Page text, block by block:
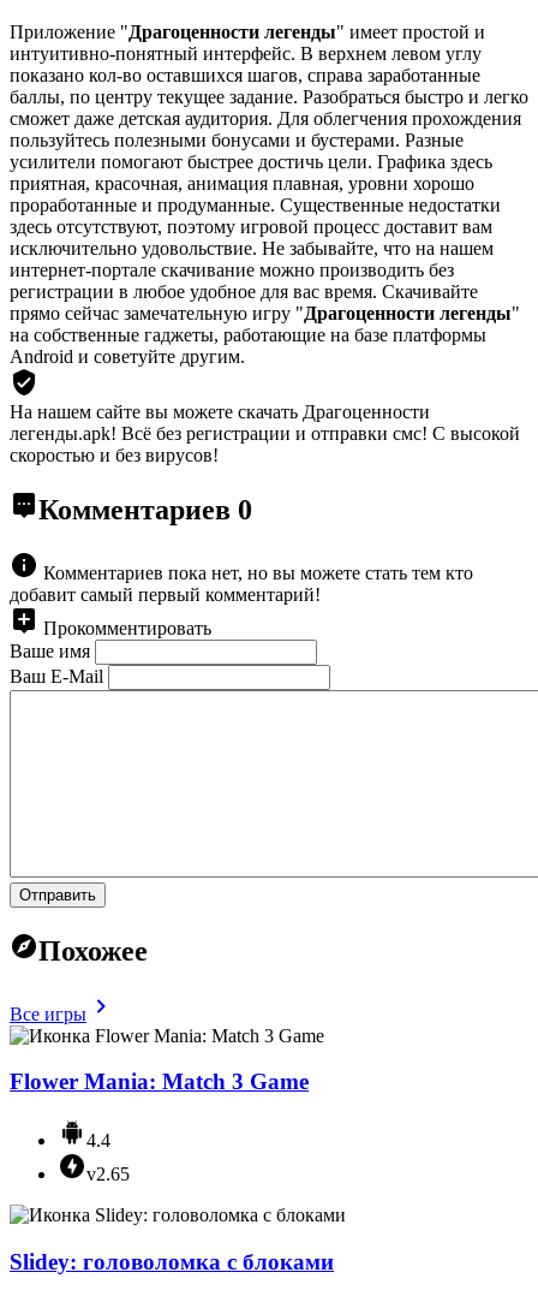
Приложение "Драгоценности легенды" имеет простой и
интуитивно-понятный интерфейс. В верхнем левом углу
показано кол-во оставшихся шагов, справа заработанные
баллы, по центру текущее задание. Разобраться быстро и легко
сможет даже детская аудитория. Для облегчения прохождения
пользуйтесь полезными бонусами и бустерами. Разные
усилители помогают быстрее достичь цели. Графика здесь
приятная, красочная, анимация плавная, уровни хорошо
проработанные и продуманные. Существенные недостатки
здесь отсутствуют, поэтому игровой процесс доставит вам
исключительно удовольствие. Не забывайте, что на нашем
интернет-портале скачивание можно производить без
регистрации в любое удобное для вас время. Скачивайте
прямо сейчас замечательную игру "Драгоценности легенды"
на собственные гаджеты, работающие на базе платформы
Android и советуйте другим.
На нашем сайте вы можете скачать Драгоценности
легенды.apk! Всё без регистрации и отправки смс! С высокой
скоростью и без вирусов!
Комментариев 0
Комментариев пока нет, но вы можете стать тем кто
добавит самый первый комментарий!
Прокомментировать
Ваше имя
Ваш E-Mail
Отправить
Похожее
Все игры
Flower Mania: Match 3 Game
4.4
v2.65
Slidey: головоломка с блоками